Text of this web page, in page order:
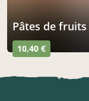
pâtes de
10,40 €